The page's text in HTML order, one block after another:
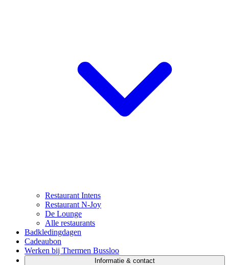
Restaurant Intens
Restaurant N-Joy
De Lounge
Alle restaurants
Badkledingdagen
Cadeaubon
Werken bij Thermen Bussloo
Informatie & contact